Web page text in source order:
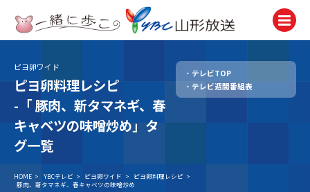
テレビ
TV
ラジオ
Radio
News
ピヨ卵ワイド
ピヨ卵料理レシピ
-「豚肉、新タマネギ、春
キャベツの味噌炒め」タ
グ一覧
テレビTOP
テレビ週間番組表
HOME > YBCテレビ > ピヨ卵ワイド > ピヨ卵料理レシピ >
豚肉、新タマネギ、春キャベツの味噌炒め